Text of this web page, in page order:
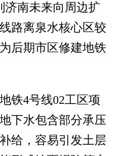
济南未来向周边扩
路离泉水核心区较
后期市区修建地铁
4号线02工区项
下水包含部分承压
给，容易引发土层